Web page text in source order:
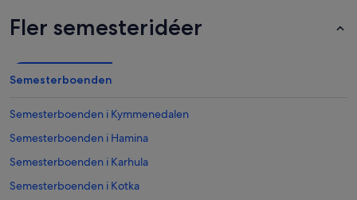
Fler semesteridéer
Semesterboenden
Semesterboenden i Kymmenedalen
Semesterboenden i Hamina
Semesterboenden i Karhula
Semesterboenden i Kotka